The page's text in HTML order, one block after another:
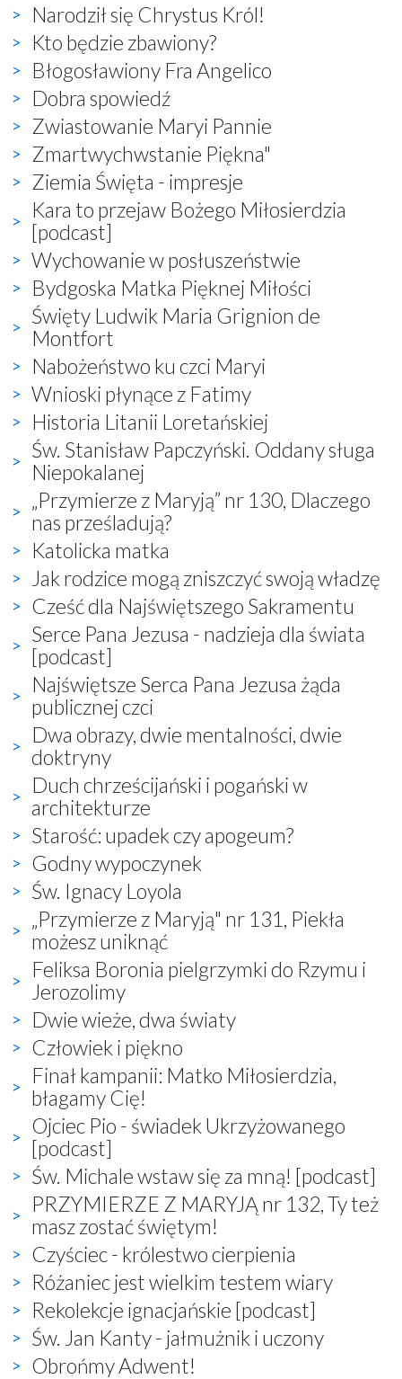
Narodził się Chrystus Król!
Kto będzie zbawiony?
Błogosławiony Fra Angelico
Dobra spowiedź
Zwiastowanie Maryi Pannie
Zmartwychwstanie Piękna"
Ziemia Święta - impresje
Kara to przejaw Bożego Miłosierdzia
[podcast]
Wychowanie w posłuszeństwie
Bydgoska Matka Pięknej Miłości
Święty Ludwik Maria Grignion de
Montfort
Nabożeństwo ku czci Maryi
Wnioski płynące z Fatimy
Historia Litanii Loretańskiej
Św. Stanisław Papczyński. Oddany sługa
Niepokalanej
„Przymierze z Maryją” nr 130, Dlaczego
nas prześladują?
Katolicka matka
Jak rodzice mogą zniszczyć swoją władzę
Cześć dla Najświętszego Sakramentu
Serce Pana Jezusa - nadzieja dla świata
[podcast]
Najświętsze Serca Pana Jezusa żąda
publicznej czci
Dwa obrazy, dwie mentalności, dwie
doktryny
Duch chrześcijański i pogański w
architekturze
Starość: upadek czy apogeum?
Godny wypoczynek
Św. Ignacy Loyola
„Przymierze z Maryją" nr 131, Piekła
możesz uniknąć
Feliksa Boronia pielgrzymki do Rzymu i
Jerozolimy
Dwie wieże, dwa światy
Człowiek i piękno
Finał kampanii: Matko Miłosierdzia,
błagamy Cię!
Ojciec Pio - świadek Ukrzyżowanego
[podcast]
Św. Michale wstaw się za mną! [podcast]
PRZYMIERZE Z MARYJĄ nr 132, Ty też
masz zostać świętym!
Czyściec - królestwo cierpienia
Różaniec jest wielkim testem wiary
Rekolekcje ignacjańskie [podcast]
Św. Jan Kanty - jałmużnik i uczony
Obrońmy Adwent!